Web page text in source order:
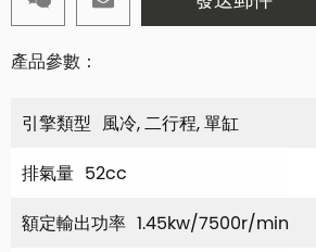
產品參數：
引擎類型 風冷, 二行程, 單缸
排氣量 52cc
額定輸出功率 1.45kw/7500r/min